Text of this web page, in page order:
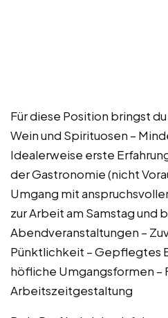
Für diese Position bringst
Wein und Spirituosen –
Idealerweise erste
der Gastronomie (nicht
Umgang mit
zur Arbeit am Samstag und
Abendveranstaltungen –
Pünktlichkeit – Gepflegtes
höfliche Umgangsformen –
Arbeitszeitgestaltung